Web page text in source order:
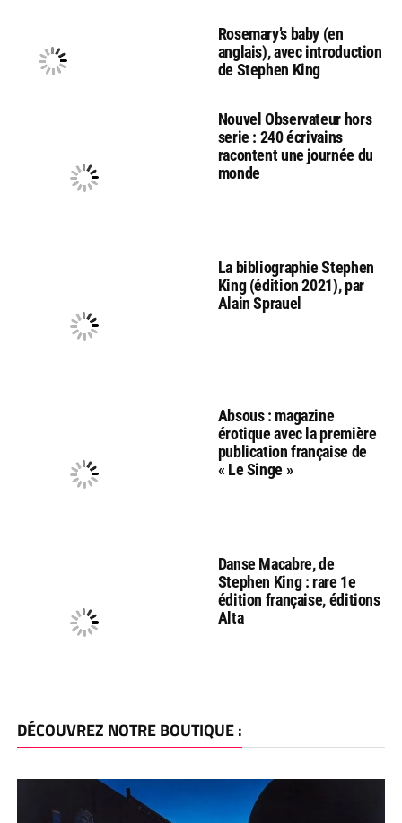
Rosemary’s baby (en
anglais), avec introduction
de Stephen King
Nouvel Observateur hors
serie : 240 écrivains
racontent une journée du
monde
La bibliographie Stephen
King (édition 2021), par
Alain Sprauel
Absous : magazine
érotique avec la première
publication française de
« Le Singe »
Danse Macabre, de
Stephen King : rare 1e
édition française, éditions
Alta
DÉCOUVREZ NOTRE BOUTIQUE :